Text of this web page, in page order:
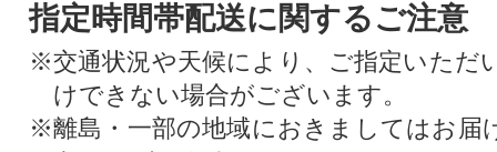
指定時間帯配送に関するご注意
※交通状況や天候により、ご指定いただ
けできない場合がございます。
※離島・一部の地域におきましてはお届